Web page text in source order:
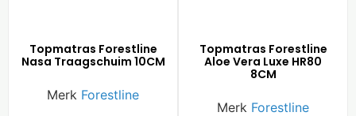
Topmatras Forestline
Nasa Traagschuim 10CM
Merk Forestline
Topmatras Forestline
Aloe Vera Luxe HR80
8CM
Merk Forestline